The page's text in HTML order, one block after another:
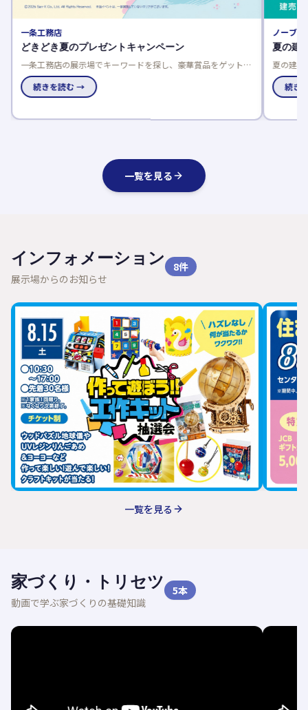
一条工務店
どきどき夏のプレゼントキャンペーン
一条工務店の展示場でキーワードを探し、豪華賞品をゲットし
よう！応募は一人一回限り、当選発表は特設サイトと賞品お届
けで。続きを読む →
ノーブ
夏の建
夏の建
談でさ
で、家電
続き
一覧を見る
インフォメーション
展示場からのお知らせ
8件
一覧を見る
家づくり・トリセツ
動画で学ぶ家づくりの基礎知識
5本